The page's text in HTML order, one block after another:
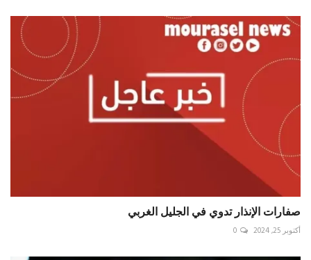
صفارات الإنذار تدوي في الجليل الغربي
أكتوبر 25, 2024 0